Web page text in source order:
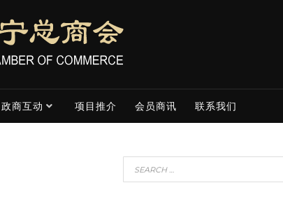
政商互动 项目推介 会员商讯 联系我们
Search
for: